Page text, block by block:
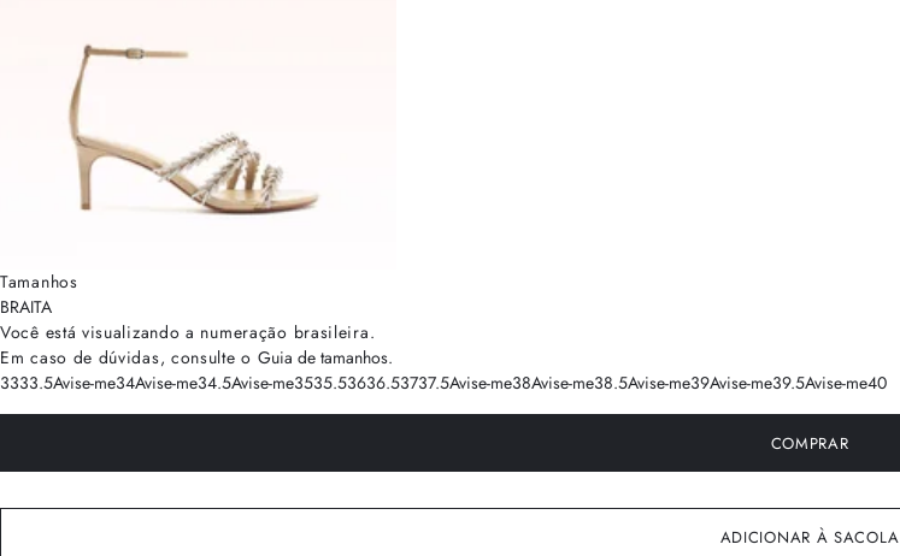
Tamanhos
BRAITA
Você está visualizando a numeração brasileira.
Em caso de dúvidas, consulte o Guia de tamanhos.
3333.5Avise-me34Avise-me34.5Avise-me3535.53636.53737.5Avise-me38Avise-me38.5Avise-me39Avise-me39.5Avise-me40
COMPRAR
ADICIONAR À SACOLA